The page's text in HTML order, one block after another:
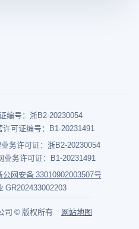
编号：浙B2-20230054
可证编号：B1-20231491
务许可证：浙B2-20230054
务许可证：B1-20231491
公网安备 33010902003507号
GR202433002203
司 © 版权所有 网站地图